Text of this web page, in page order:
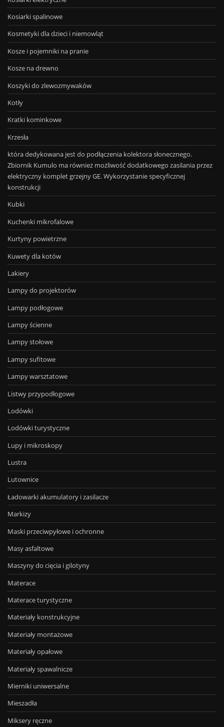
Kosiarki spalinowe
Kosmetyki dla dzieci i niemowląt
Kosze i pojemniki na pranie
Kosze na drewno
Koszyki do zlewozmywaków
Kotły
Kratki kominkowe
Krzesła
która dedykowana jest do podłączenia kolektora słonecznego.
Zbiornik Kumulo ma również możliwość dodatkowego zasilania przez
elektryczny komplet grzejny GE. Wykorzystanie specyficznej
konstrukcji
Kubki
Kuchenki mikrofalowe
Kurtyny powietrzne
Kuwety dla kotów
Lakiery
Lampy do projektorów
Lampy podłogowe
Lampy ścienne
Lampy stołowe
Lampy sufitowe
Lampy warsztatowe
Listwy przypodłogowe
Lodówki
Lodówki turystyczne
Lupy i mikroskopy
Lustra
Lutownice
Ładowarki akumulatory i zasilacze
Markizy
Maski przeciwpyłowe i ochronne
Masy asfaltowe
Maszyny do cięcia i gilotyny
Materace
Materace turystyczne
Materiały konstrukcyjne
Materiały montażowe
Materiały opałowe
Materiały spawalnicze
Mierniki uniwersalne
Mieszadła
Miksery ręczne